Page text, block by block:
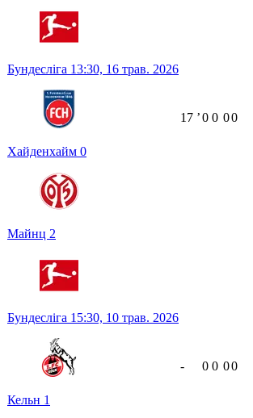
Бундесліга 13:30, 16 трав. 2026
Хайденхайм 0
Майнц 2
17 ʼ0 0 00
Бундесліга 15:30, 10 трав. 2026
Кельн 1
- 0 0 00